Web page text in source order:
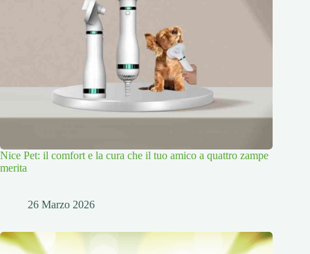
Nice Pet: il comfort e la cura che il tuo amico a quattro zampe
merita
26 Marzo 2026